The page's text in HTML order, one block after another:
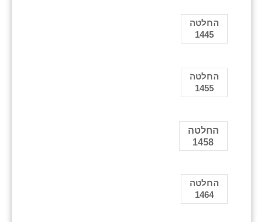
החלטה
1445
החלטה
1455
החלטה
1458
החלטה
1464